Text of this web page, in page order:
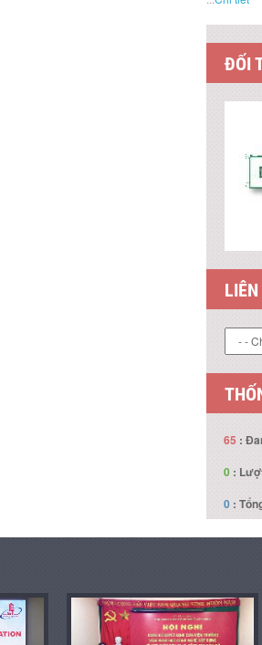
ĐỐI
65 :
0 :
0 :